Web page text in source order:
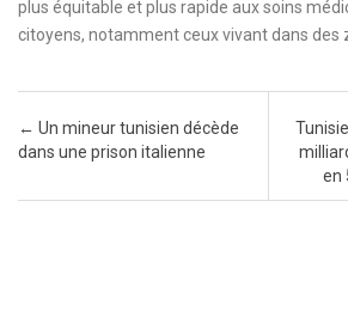
plus équitable et plus rapide aux soins
citoyens, notamment ceux vivant dans des
Post navigation
← Un mineur tunisien décède
dans une prison italienne
en